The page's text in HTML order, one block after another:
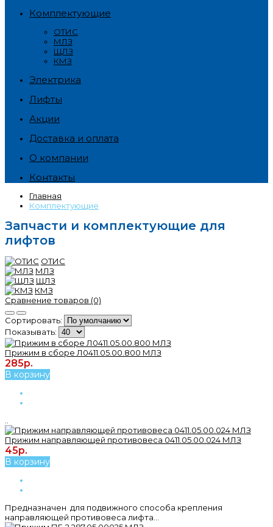
Комплектующие
ОТИС
МЛЗ
ЩЛЗ
КМЗ
Электрика
Лифты
Акции
Доставка и оплата
О компании
Контакты
Главная
Комплектующие
Запчасти и комплектующие для
лифтов
ОТИС
МЛЗ
ЩЛЗ
КМЗ
Сравнение товаров (0)
Сортировать:
Показывать:
Прижим в сборе Л0411.05.00.800 МЛЗ
285р.
В корзину
Прижим направляющей противовеса 0411.05.00.024 МЛЗ
45р.
В корзину
Предназначен для подвижного способа крепления
направляющей противовеса лифта...